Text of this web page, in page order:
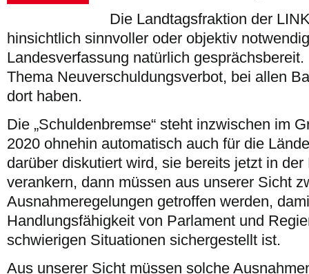
Die Landtagsfraktion der
hinsichtlich sinnvoller oder objektiv
Landesverfassung natürlich
Thema Neuverschuldungsverbot, bei allen
dort haben.
Die „Schuldenbremse“ steht inzwischen im
2020 ohnehin automatisch auch für die
darüber diskutiert wird, sie bereits jetzt in
verankern, dann müssen aus unserer Sicht
Ausnahmeregelungen getroffen werden,
Handlungsfähigkeit von Parlament und
schwierigen Situationen sichergestellt ist.
Aus unserer Sicht müssen solche